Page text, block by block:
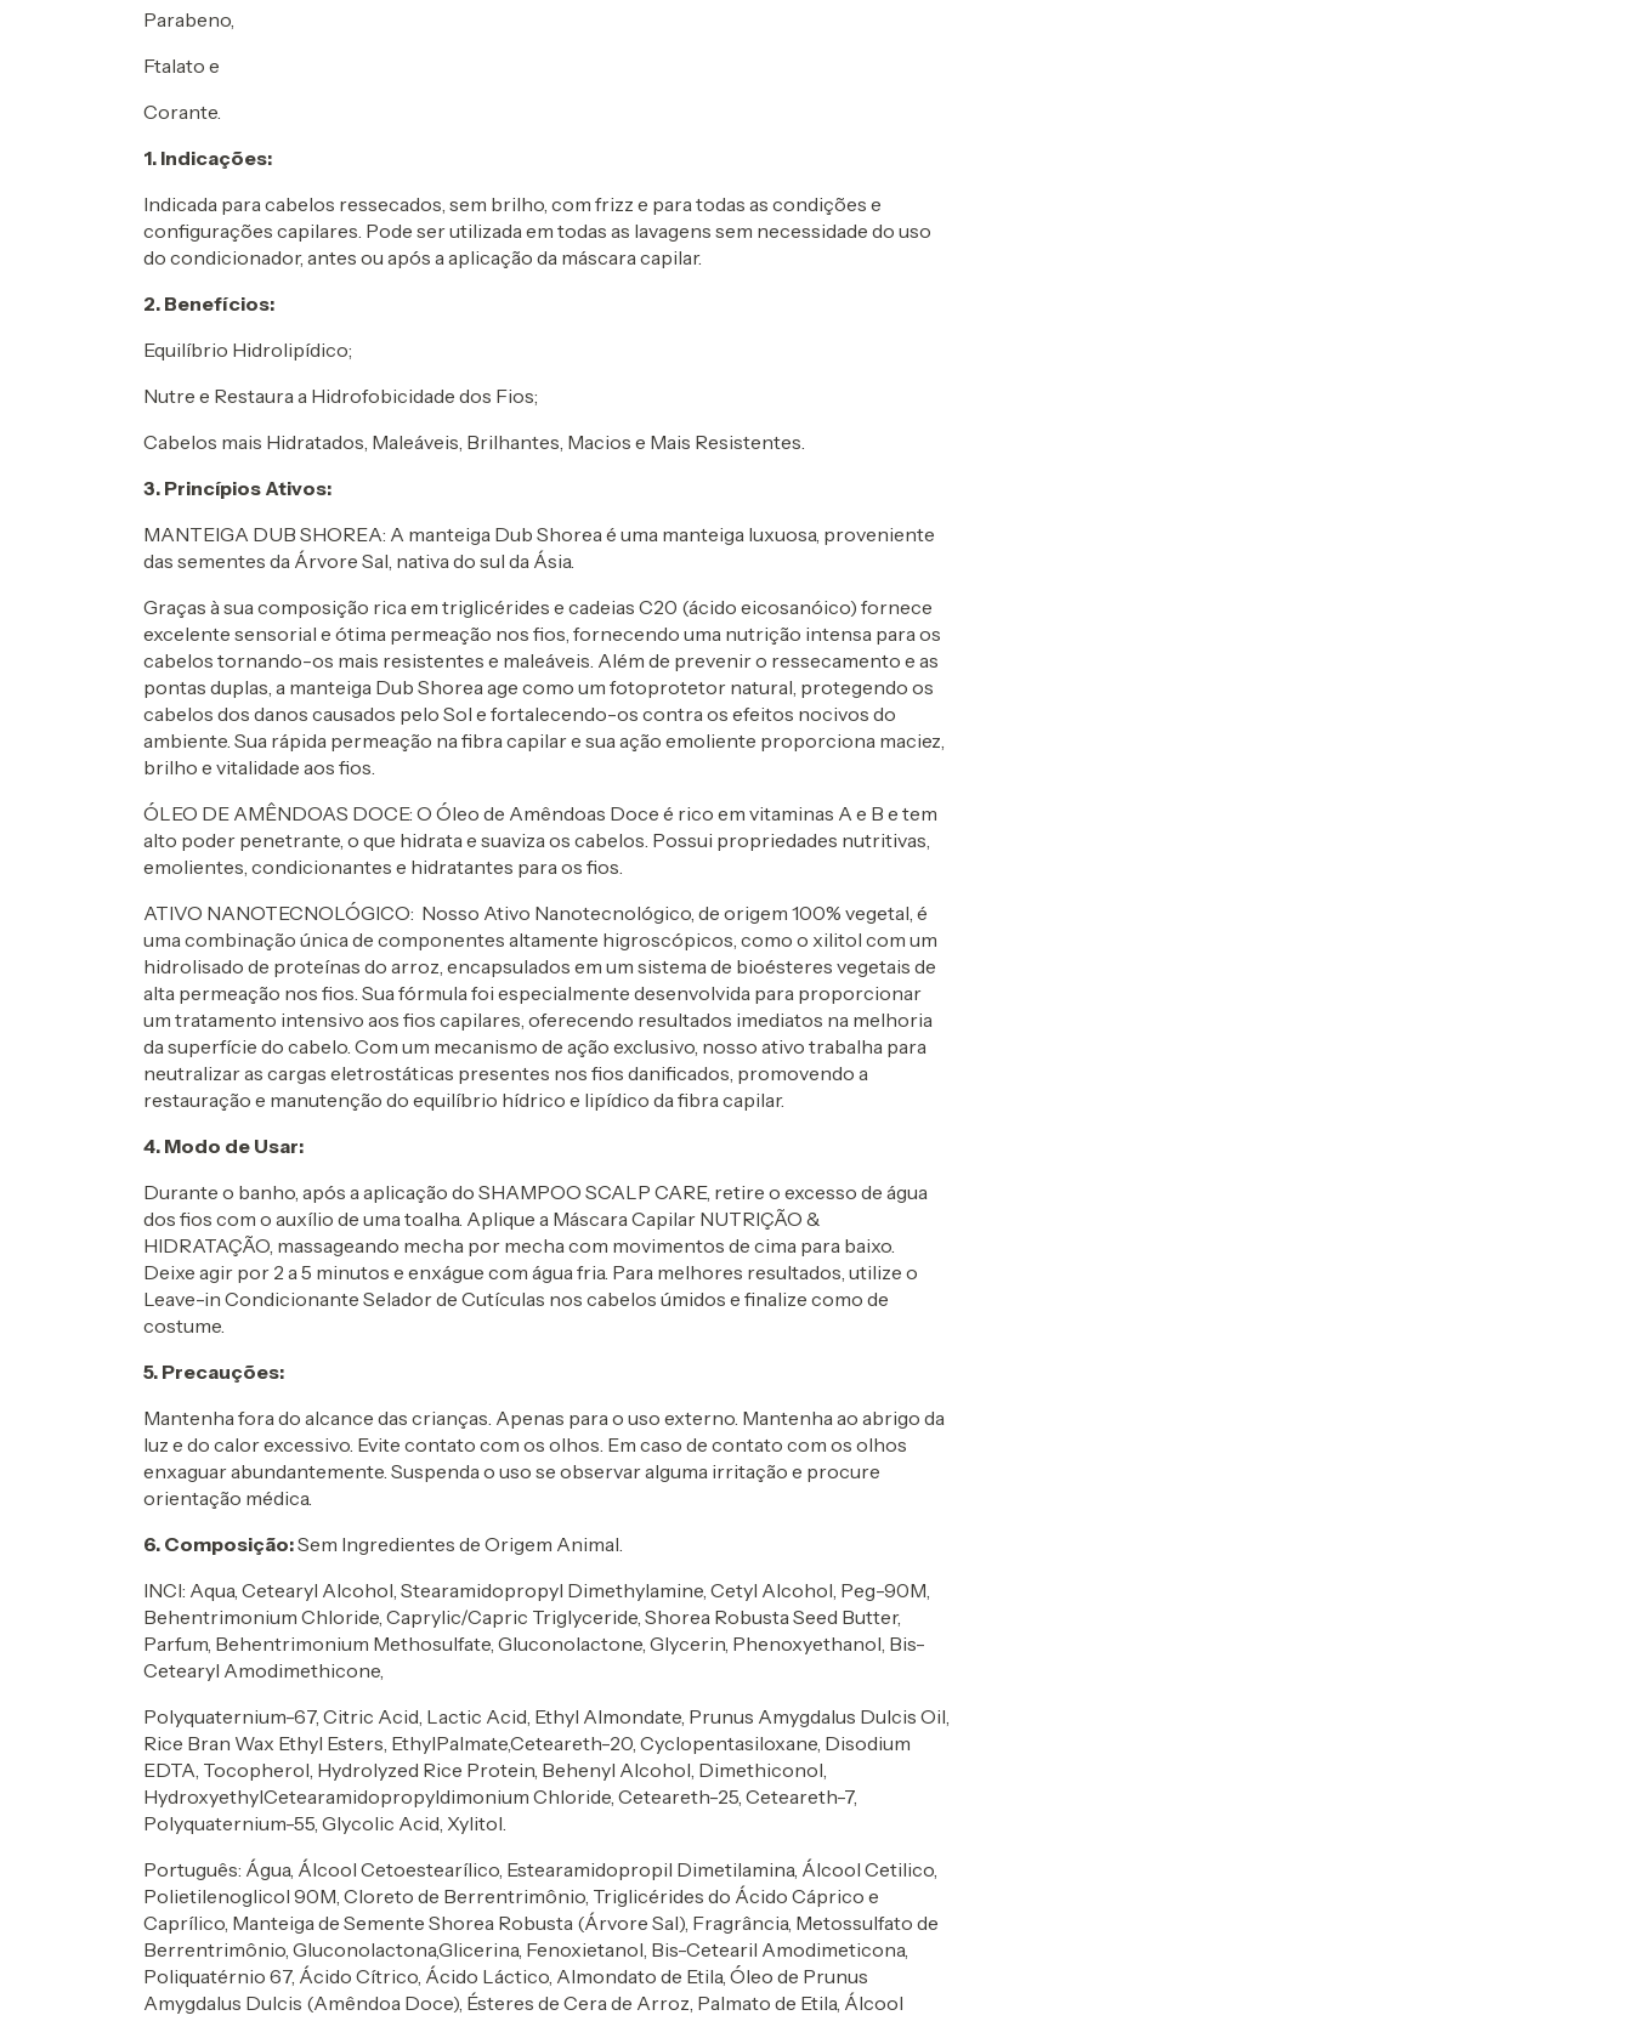
Parabeno,
Ftalato e
Corante.
1. Indicações:
Indicada para cabelos ressecados, sem brilho, com frizz e para todas as condições e
configurações capilares. Pode ser utilizada em todas as lavagens sem necessidade do uso
do condicionador, antes ou após a aplicação da máscara capilar.
2. Benefícios:
Equilíbrio Hidrolipídico;
Nutre e Restaura a Hidrofobicidade dos Fios;
Cabelos mais Hidratados, Maleáveis, Brilhantes, Macios e Mais Resistentes.
3. Princípios Ativos:
MANTEIGA DUB SHOREA: A manteiga Dub Shorea é uma manteiga luxuosa, proveniente
das sementes da Árvore Sal, nativa do sul da Ásia.
Graças à sua composição rica em triglicérides e cadeias C20 (ácido eicosanóico) fornece
excelente sensorial e ótima permeação nos fios, fornecendo uma nutrição intensa para os
cabelos tornando-os mais resistentes e maleáveis. Além de prevenir o ressecamento e as
pontas duplas, a manteiga Dub Shorea age como um fotoprotetor natural, protegendo os
cabelos dos danos causados pelo Sol e fortalecendo-os contra os efeitos nocivos do
ambiente. Sua rápida permeação na fibra capilar e sua ação emoliente proporciona maciez,
brilho e vitalidade aos fios.
ÓLEO DE AMÊNDOAS DOCE: O Óleo de Amêndoas Doce é rico em vitaminas A e B e tem
alto poder penetrante, o que hidrata e suaviza os cabelos. Possui propriedades nutritivas,
emolientes, condicionantes e hidratantes para os fios.
ATIVO NANOTECNOLÓGICO: Nosso Ativo Nanotecnológico, de origem 100% vegetal, é
uma combinação única de componentes altamente higroscópicos, como o xilitol com um
hidrolisado de proteínas do arroz, encapsulados em um sistema de bioésteres vegetais de
alta permeação nos fios. Sua fórmula foi especialmente desenvolvida para proporcionar
um tratamento intensivo aos fios capilares, oferecendo resultados imediatos na melhoria
da superfície do cabelo. Com um mecanismo de ação exclusivo, nosso ativo trabalha para
neutralizar as cargas eletrostáticas presentes nos fios danificados, promovendo a
restauração e manutenção do equilíbrio hídrico e lipídico da fibra capilar.
4. Modo de Usar:
Durante o banho, após a aplicação do SHAMPOO SCALP CARE, retire o excesso de água
dos fios com o auxílio de uma toalha. Aplique a Máscara Capilar NUTRIÇÃO &
HIDRATAÇÃO, massageando mecha por mecha com movimentos de cima para baixo.
Deixe agir por 2 a 5 minutos e enxágue com água fria. Para melhores resultados, utilize o
Leave-in Condicionante Selador de Cutículas nos cabelos úmidos e finalize como de
costume.
5. Precauções:
Mantenha fora do alcance das crianças. Apenas para o uso externo. Mantenha ao abrigo da
luz e do calor excessivo. Evite contato com os olhos. Em caso de contato com os olhos
enxaguar abundantemente. Suspenda o uso se observar alguma irritação e procure
orientação médica.
6. Composição:Sem Ingredientes de Origem Animal.
INCI: Aqua, Cetearyl Alcohol, Stearamidopropyl Dimethylamine, Cetyl Alcohol, Peg-90M,
Behentrimonium Chloride, Caprylic/Capric Triglyceride, Shorea Robusta Seed Butter,
Parfum, Behentrimonium Methosulfate, Gluconolactone, Glycerin, Phenoxyethanol, Bis-
Cetearyl Amodimethicone,
Polyquaternium-67, Citric Acid, Lactic Acid, Ethyl Almondate, Prunus Amygdalus Dulcis Oil,
Rice Bran Wax Ethyl Esters, EthylPalmate,Ceteareth-20, Cyclopentasiloxane, Disodium
EDTA, Tocopherol, Hydrolyzed Rice Protein, Behenyl Alcohol, Dimethiconol,
HydroxyethylCetearamidopropyldimonium Chloride, Ceteareth-25, Ceteareth-7,
Polyquaternium-55, Glycolic Acid, Xylitol.
Português: Água, Álcool Cetoestearílico, Estearamidopropil Dimetilamina, Álcool Cetilico,
Polietilenoglicol 90M, Cloreto de Berrentrimônio, Triglicérides do Ácido Cáprico e
Caprílico, Manteiga de Semente Shorea Robusta (Árvore Sal), Fragrância, Metossulfato de
Berrentrimônio, Gluconolactona,Glicerina, Fenoxietanol, Bis-Cetearil Amodimeticona,
Poliquatérnio 67, Ácido Cítrico, Ácido Láctico, Almondato de Etila, Óleo de Prunus
Amygdalus Dulcis (Amêndoa Doce), Ésteres de Cera de Arroz, Palmato de Etila, Álcool